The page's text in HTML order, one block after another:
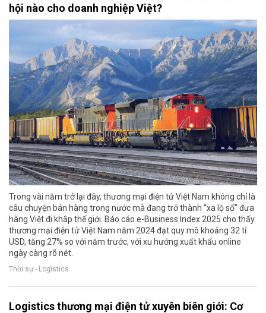
hội nào cho doanh nghiệp Việt?
Trong vài năm trở lại đây, thương mại điện tử Việt Nam không chỉ là
câu chuyện bán hàng trong nước mà đang trở thành “xa lộ số” đưa
hàng Việt đi khắp thế giới. Báo cáo e-Business Index 2025 cho thấy
thương mại điện tử Việt Nam năm 2024 đạt quy mô khoảng 32 tỉ
USD, tăng 27% so với năm trước, với xu hướng xuất khẩu online
ngày càng rõ nét.
Thời sự - Logistics
Logistics thương mại điện tử xuyên biên giới: Cơ